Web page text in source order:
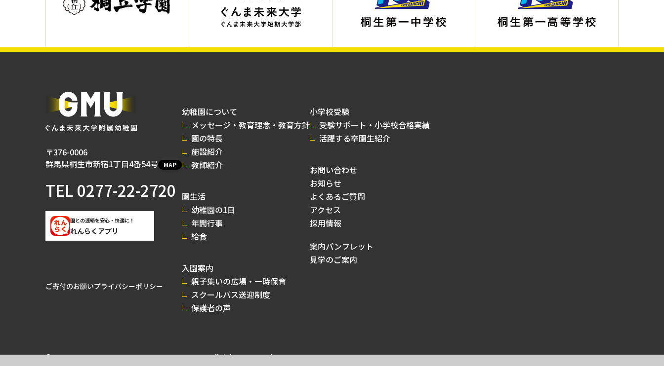
〒376-0006
群馬県桐生市新宿1丁目4番54号
MAP
TEL0277-22-2720
園との連絡を安心・快適に！
れんらくアプリ
ご寄付のお願いプライバシーポリシー
幼稚園について
メッセージ・教育理念・教育方針
園の特長
施設紹介
教師紹介
園生活
幼稚園の1日
年間行事
給食
入園案内
親子集いの広場・一時保育
スクールバス送迎制度
保護者の声
小学校受験
受験サポート・小学校合格実績
活躍する卒園生紹介
お問い合わせ
お知らせ
よくあるご質問
アクセス
採用情報
案内パンフレット
見学のご案内
© 2026 GUNMA MIRAI UNIVERSITY KINDERGARTEN All rights reserved.